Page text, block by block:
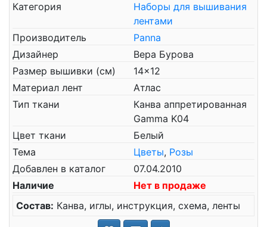
Категория
Наборы для вышивания
лентами
Производитель
Panna
Дизайнер
Вера Бурова
Размер вышивки (см)
14x12
Материал лент
Атлас
Тип ткани
Канва аппретированная
Gamma K04
Цвет ткани
Белый
Тема
Цветы, Розы
Добавлен в каталог
07.04.2010
Наличие
Нет в продаже
Состав: Канва, иглы, инструкция, схема, ленты